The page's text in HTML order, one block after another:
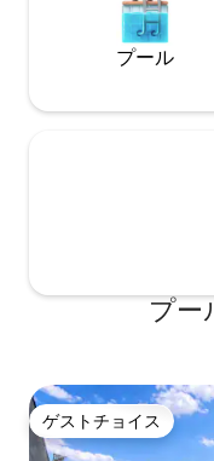
プール
プー
ゲストチョイス
ゲストチョイス